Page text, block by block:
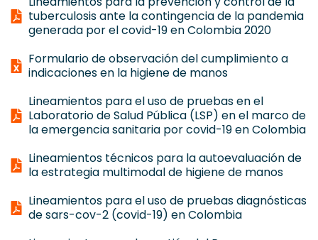
tuberculosis ante la contingencia de la pandemia
generada por el covid-19 en Colombia 2020
Formulario de observación del cumplimiento a
indicaciones en la higiene de manos
Lineamientos para el uso de pruebas en el
Laboratorio de Salud Pública (LSP) en el marco de
la emergencia sanitaria por covid-19 en Colombia
Lineamientos técnicos para la autoevaluación de
la estrategia multimodal de higiene de manos
Lineamientos para el uso de pruebas diagnósticas
de sars-cov-2 (covid-19) en Colombia